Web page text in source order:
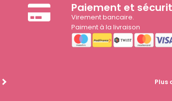
Paiement et
Virement bancaire.
Paiment à la livraison
Plus